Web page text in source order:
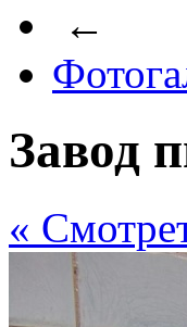
←
Завод
«